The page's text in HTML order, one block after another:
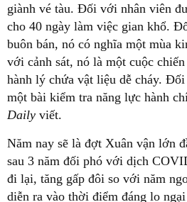
giành vé tàu. Đối với nhân viên
cho 40 ngày làm việc gian khổ.
buôn bán, nó có nghĩa một mùa
với cảnh sát, nó là một cuộc
hành lý chứa vật liệu dễ cháy.
một bài kiểm tra năng lực hành
Daily viết.
Năm nay sẽ là đợt Xuân vận lớn
sau 3 năm đối phó với dịch
đi lại, tăng gấp đôi so với năm
diễn ra vào thời điểm đáng lo